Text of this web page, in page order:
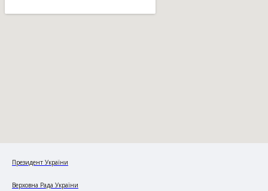
Президент України
Верховна Рада України